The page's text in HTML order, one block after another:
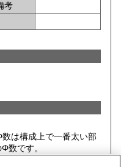
考
は構成上で一番太い部
数です。